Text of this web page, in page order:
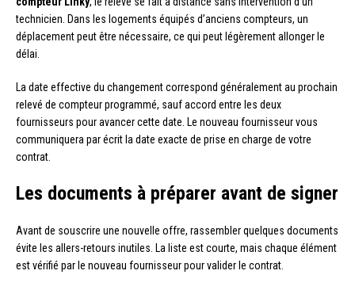
technicien. Dans les logements équipés d’anciens compteurs, un
déplacement peut être nécessaire, ce qui peut légèrement allonger le
délai.
La date effective du changement correspond généralement au prochain
relevé de compteur programmé, sauf accord entre les deux
fournisseurs pour avancer cette date. Le nouveau fournisseur vous
communiquera par écrit la date exacte de prise en charge de votre
contrat.
Les documents à préparer avant de signer
Avant de souscrire une nouvelle offre, rassembler quelques documents
évite les allers-retours inutiles. La liste est courte, mais chaque élément
est vérifié par le nouveau fournisseur pour valider le contrat.